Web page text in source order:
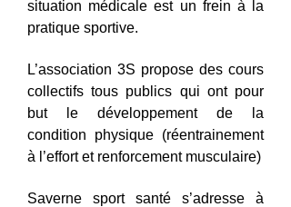
situation médicale est un frein à la
pratique sportive.
L’association 3S propose des cours
collectifs tous publics qui ont pour
but le développement de la
condition physique (réentrainement
à l’effort et renforcement musculaire)
Saverne sport santé s’adresse à